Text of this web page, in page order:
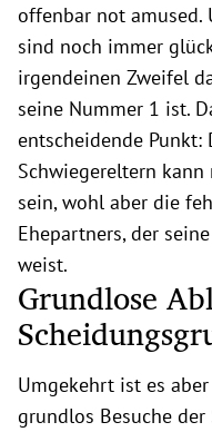
offenbar not amused.
sind noch immer
irgendeinen Zweifel
seine Nummer 1 ist.
entscheidende Punkt:
Schwiegereltern
sein, wohl aber die
Ehepartners, der
weist.
Grundlose
Umgekehrt ist es
grundlos Besuche